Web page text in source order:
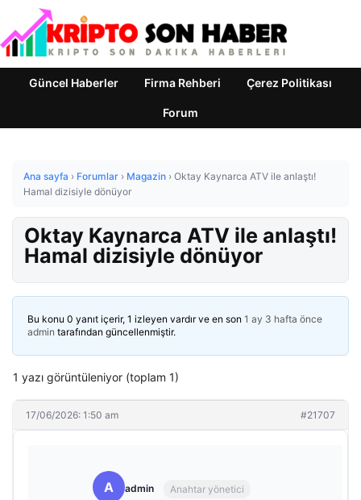
Güncel Haberler Firma Rehberi Çerez Politikası
Forum
Ana sayfa › Forumlar › Magazin › Oktay Kaynarca ATV ile anlaştı!
Hamal dizisiyle dönüyor
Oktay Kaynarca ATV ile anlaştı!
Hamal dizisiyle dönüyor
Bu konu 0 yanıt içerir, 1 izleyen vardır ve en son 1 ay 3 hafta önce
admin tarafından güncellenmiştir.
1 yazı görüntüleniyor (toplam 1)
17/06/2026: 1:50 am #21707
A admin Anahtar yönetici